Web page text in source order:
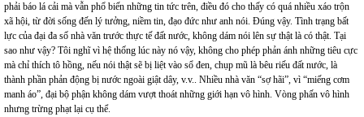
phải báo lá cải mà vẫn phổ biến những tin tức trên, điều đó cho thấy có quá nhiều xáo trộn
xã hội, từ đời sống đến lý tưởng, niềm tin, đạo đức như anh nói. Đúng vậy. Tình trạng bất
lực của đại đa số nhà văn trước thực tế đất nước, không dám nói lên sự thật là có thật. Tại
sao như vậy? Tôi nghĩ vì hệ thống lúc này nó vậy, không cho phép phản ánh những tiêu cực
mà chỉ thích tô hồng, nếu nói thật sẽ bị liệt vào sổ đen, chụp mũ là bêu riếu đất nước, là
thành phần phản động bị nước ngoài giật dây, v.v.. Nhiều nhà văn “sợ hãi”, vì “miếng cơm
manh áo”, đại bộ phận không dám vượt thoát những giới hạn vô hình. Vòng phấn vô hình
nhưng trừng phạt lại cụ thể.